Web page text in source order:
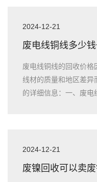
2024-12-21
废电线铜线多少
废电线铜线的回收价格
线材的质量和地区差
的详细信息：一、废电
2024-12-21
废镍回收可以卖